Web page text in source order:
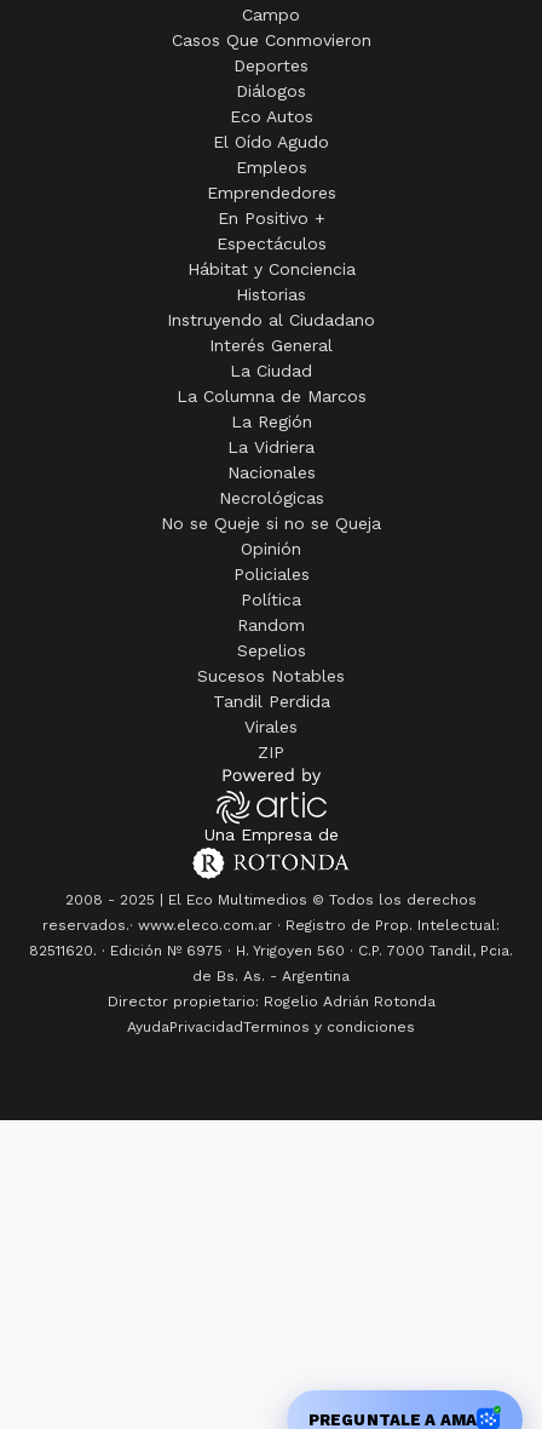
Campo
Casos Que Conmovieron
Deportes
Diálogos
Eco Autos
El Oído Agudo
Empleos
Emprendedores
En Positivo +
Espectáculos
Hábitat y Conciencia
Historias
Instruyendo al Ciudadano
Interés General
La Ciudad
La Columna de Marcos
La Región
La Vidriera
Nacionales
Necrológicas
No se Queje si no se Queja
Opinión
Policiales
Política
Random
Sepelios
Sucesos Notables
Tandil Perdida
Virales
ZIP
Una Empresa de
2008 - 2025 | El Eco Multimedios © Todos los derechos
reservados.· www.eleco.com.ar · Registro de Prop. Intelectual:
82511620. · Edición Nº 6975 · H. Yrigoyen 560 · C.P. 7000 Tandil, Pcia.
de Bs. As. - Argentina
Director propietario: Rogelio Adrián Rotonda
AyudaPrivacidadTerminos y condiciones
PREGUNTALE A AMA